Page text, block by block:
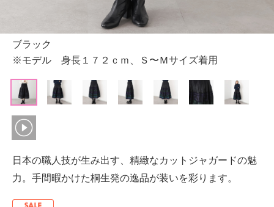
ブラック
※モデル 身長１７２ｃｍ、Ｓ〜Ｍサイズ着用
日本の職人技が生み出す、精緻なカットジャガードの魅
力。手間暇かけた桐生発の逸品が装いを彩ります。